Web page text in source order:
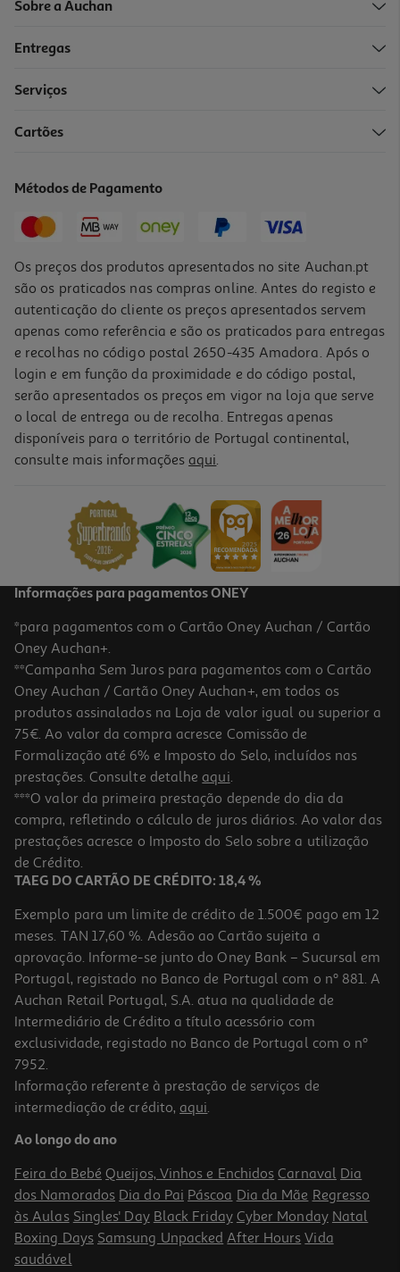
+0,10 € Depósito
Sangria Lezíria Bag In Box 5l
4.0
Sangria Casal Garcia Rosé 0.75l
4.39 €/Lt
3,29 €
Bebida La Casera Tinto Verão Limão 1.5l (sdr)
1.69 €/Lt
2,54 €
+0,10 € Depósito
Sobre a Auchan
Entregas
Serviços
Cartões
Métodos de Pagamento
Os preços dos produtos apresentados no site Auchan.pt
são os praticados nas compras online. Antes do registo e
autenticação do cliente os preços apresentados servem
apenas como referência e são os praticados para entregas
e recolhas no código postal 2650-435 Amadora. Após o
login e em função da proximidade e do código postal,
serão apresentados os preços em vigor na loja que serve
o local de entrega ou de recolha. Entregas apenas
disponíveis para o território de Portugal continental,
consulte mais informações aqui.
Informações para pagamentos ONEY
*para pagamentos com o Cartão Oney Auchan / Cartão
Oney Auchan+.
**Campanha Sem Juros para pagamentos com o Cartão
Oney Auchan / Cartão Oney Auchan+, em todos os
produtos assinalados na Loja de valor igual ou superior a
75€. Ao valor da compra acresce Comissão de
Formalização até 6% e Imposto do Selo, incluídos nas
prestações. Consulte detalhe aqui.
***O valor da primeira prestação depende do dia da
compra, refletindo o cálculo de juros diários. Ao valor das
prestações acresce o Imposto do Selo sobre a utilização
de Crédito.
TAEG DO CARTÃO DE CRÉDITO: 18,4 %
Exemplo para um limite de crédito de 1.500€ pago em 12
meses. TAN 17,60 %. Adesão ao Cartão sujeita a
aprovação. Informe-se junto do Oney Bank – Sucursal em
Portugal, registado no Banco de Portugal com o nº 881. A
Auchan Retail Portugal, S.A. atua na qualidade de
Intermediário de Crédito a título acessório com
exclusividade, registado no Banco de Portugal com o nº
7952.
Informação referente à prestação de serviços de
intermediação de crédito, aqui.
Ao longo do ano
Feira do Bebé Queijos, Vinhos e Enchidos Carnaval Dia
dos Namorados Dia do Pai Páscoa Dia da Mãe Regresso
às Aulas Singles' Day Black Friday Cyber Monday Natal
Boxing Days Samsung Unpacked After Hours Vida
saudável